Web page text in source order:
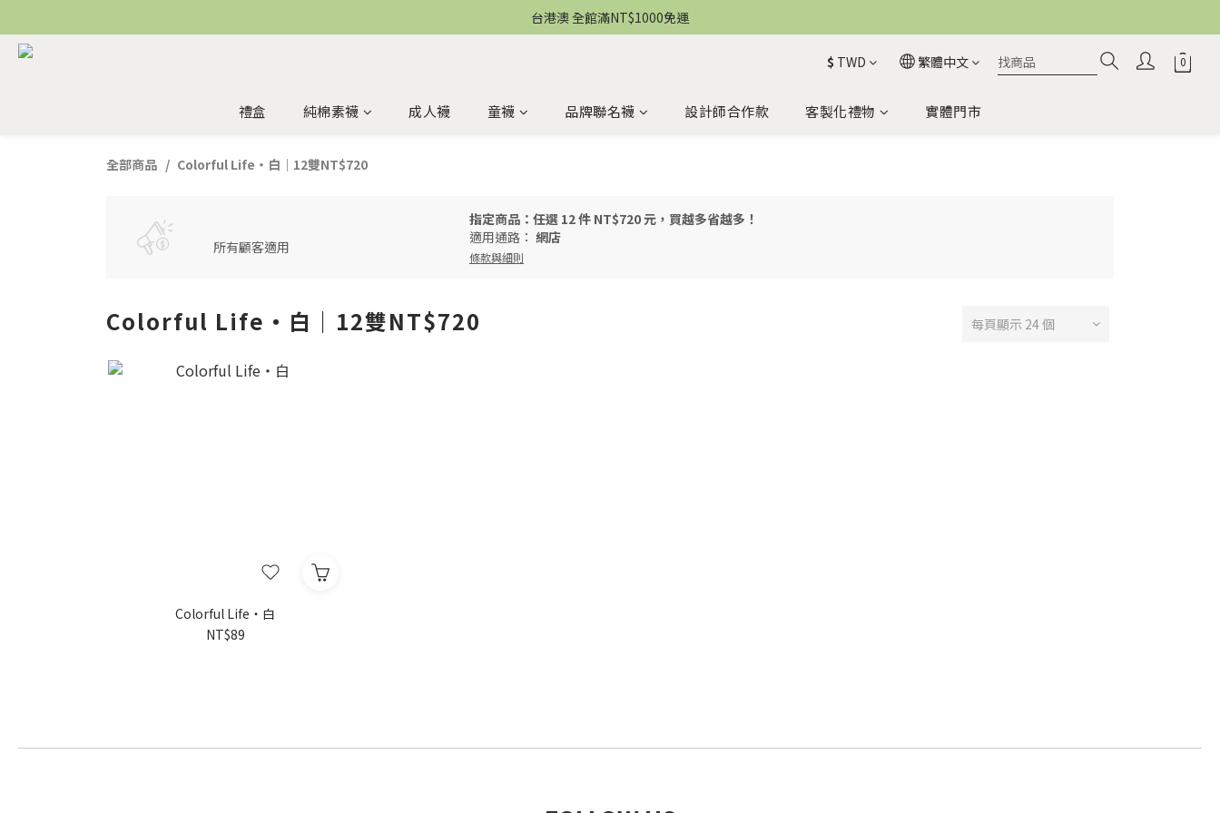
台港澳 全館滿NT$1000免運
$ TWD 繁體中文
禮盒 純棉素襪 成人襪 童襪 品牌聯名襪 設計師合作款 客製化禮物 實體門市
全部商品 Colorful Life・白｜12雙NT$720
所有顧客適用
指定商品：任選 12 件 NT$720 元，買越多省越多！
適用通路： 網店
條款與細則
Colorful Life・白｜12雙NT$720 每頁顯示 24 個
Colorful Life・白
NT$89